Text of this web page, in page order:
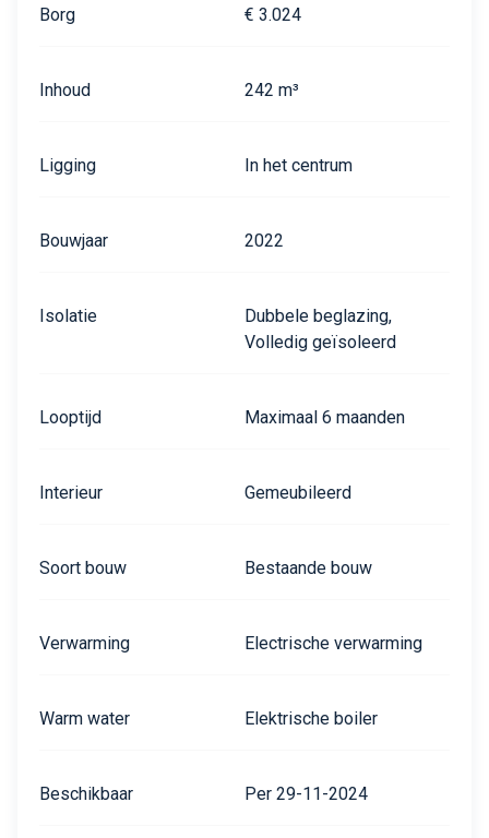
Borg € 3.024
Inhoud 242 m³
Ligging In het centrum
Bouwjaar 2022
Isolatie
Dubbele beglazing,
Volledig geïsoleerd
Looptijd Maximaal 6 maanden
Interieur Gemeubileerd
Soort bouw Bestaande bouw
Verwarming Electrische verwarming
Warm water Elektrische boiler
Beschikbaar Per 29-11-2024